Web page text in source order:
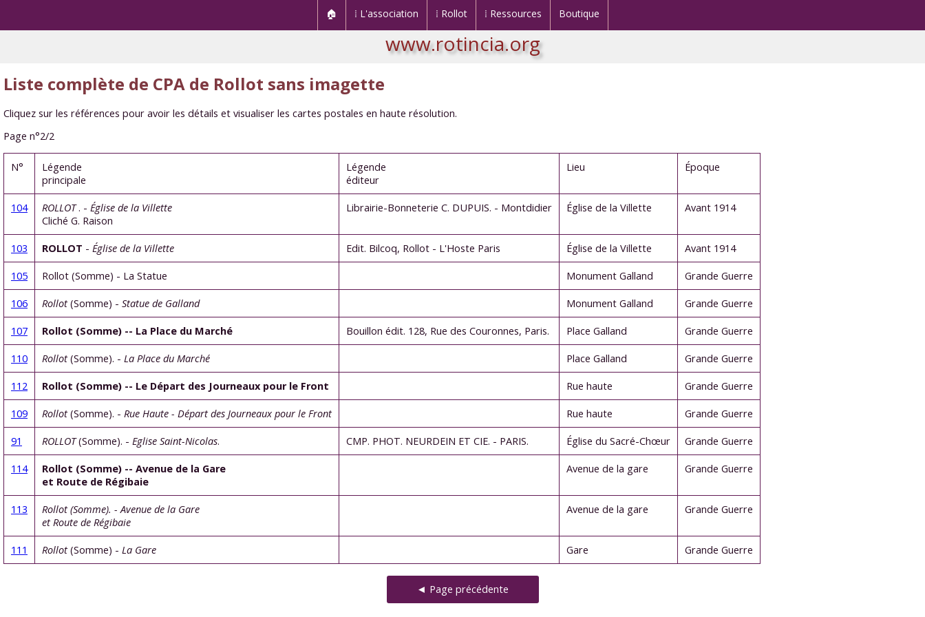
🏠 ⁞ L'association ⁞ Rollot ⁞ Ressources Boutique
www.rotincia.org
Liste complète de CPA de Rollot sans imagette
Cliquez sur les références pour avoir les détails et visualiser les cartes postales en haute résolution.
Page n°2/2
N°
Légende
principale
Légende
éditeur
Lieu Époque
104 ROLLOT. - Église de la Villette
Cliché G. Raison
Librairie-Bonneterie C. DUPUIS. - Montdidier Église de la Villette Avant 1914
103 ROLLOT - Église de la Villette Edit. Bilcoq, Rollot - L'Hoste Paris Église de la Villette Avant 1914
105 Rollot (Somme) - La Statue Monument Galland Grande Guerre
106 Rollot(Somme) - Statue de Galland Monument Galland Grande Guerre
107 Rollot (Somme) -- La Place du Marché Bouillon édit. 128, Rue des Couronnes, Paris. Place Galland Grande Guerre
110 Rollot(Somme). - La Place du Marché Place Galland Grande Guerre
112 Rollot (Somme) -- Le Départ des Journeaux pour le Front Rue haute Grande Guerre
109 Rollot(Somme). - Rue Haute - Départ des Journeaux pour le Front Rue haute Grande Guerre
91 ROLLOT(Somme). - Eglise Saint-Nicolas. CMP. PHOT. NEURDEIN ET CIE. - PARIS. Église du Sacré-Chœur Grande Guerre
114
Rollot (Somme) -- Avenue de la Gare
et Route de Régibaie
Avenue de la gare Grande Guerre
113
Rollot (Somme). - Avenue de la Gare
et Route de Régibaie
Avenue de la gare Grande Guerre
111 Rollot(Somme) - La Gare Gare Grande Guerre
◄ Page précédente